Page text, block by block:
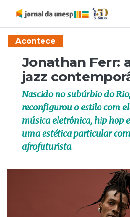
Acontece
Jonathan Ferr:
jazz
Nascido no subúrbio do
reconfigurou o estilo com
música eletrônica, hip hop
uma estética particular
afrofuturista.